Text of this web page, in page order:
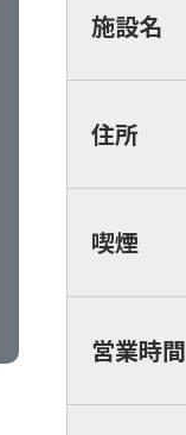
施設名
住所
喫煙
営業時間